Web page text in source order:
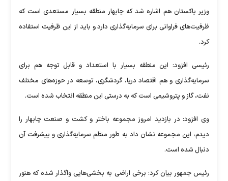
وزیر پاکستان هم اشاره شد که چابهار منطقه بسیار مستعدی است که
ظرفیت‌های فراوانی برای سرمایه‌گذاری دارد و باید از این ظرفیت استفاده
کرد. ‏
رئیسی افزود: این منطقه بسیار با استعداد و قابل توجه هم برای
سرمایه‌گذاری و هم اقتصاد دریا، گردشگری، توسعه ‏در حوزه‌های مختلف
نفت، گاز و پتروشیمی است که به درستی این منطقه انتخاب شده است.
وی افزود: در بازدید امروز مجموعه باختر و کشت و صنعت چابهار را
دیدم، این مجموعه نشان داد به طور منظم سرمایه‌گذاری و ‏پیشرفت آن
دنبال شده است. ‏
رئیس جمهور بیان کرد: برخی اراضی به بخشی‌هایی واگذار شده که هنور